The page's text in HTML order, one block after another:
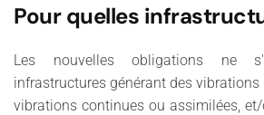
Pour quelles
Les nouvelles obligations ne
infrastructures générant des
vibrations continues ou assimilées,